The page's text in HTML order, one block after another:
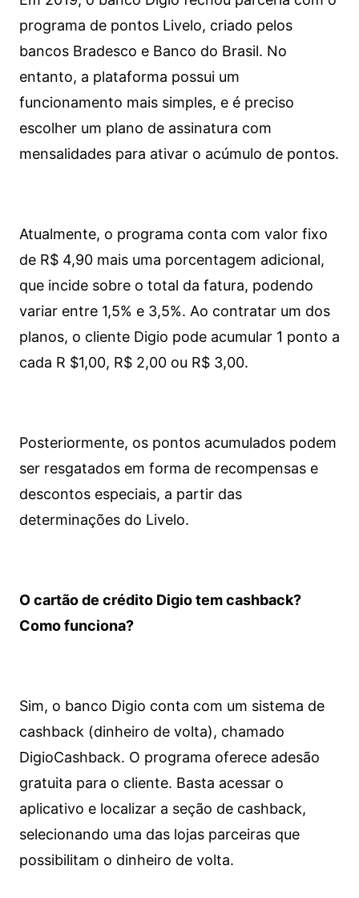
programa de pontos Livelo, criado pelos
bancos Bradesco e Banco do Brasil. No
entanto, a plataforma possui um
funcionamento mais simples, e é preciso
escolher um plano de assinatura com
mensalidades para ativar o acúmulo de pontos.
Atualmente, o programa conta com valor fixo
de R$ 4,90 mais uma porcentagem adicional,
que incide sobre o total da fatura, podendo
variar entre 1,5% e 3,5%. Ao contratar um dos
planos, o cliente Digio pode acumular 1 ponto a
cada R $1,00, R$ 2,00 ou R$ 3,00.
Posteriormente, os pontos acumulados podem
ser resgatados em forma de recompensas e
descontos especiais, a partir das
determinações do Livelo.
O cartão de crédito Digio tem cashback?
Como funciona?
Sim, o banco Digio conta com um sistema de
cashback (dinheiro de volta), chamado
DigioCashback. O programa oferece adesão
gratuita para o cliente. Basta acessar o
aplicativo e localizar a seção de cashback,
selecionando uma das lojas parceiras que
possibilitam o dinheiro de volta.